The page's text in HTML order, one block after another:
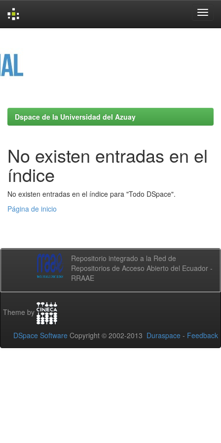
Dspace de la Universidad del Azuay
No existen entradas en el
índice
No existen entradas en el índice para "Todo DSpace".
Página de inicio
Repositorio integrado a la Red de
Repositorios de Acceso Abierto del Ecuador -
RRAAE
Theme by
DSpace Software Copyright © 2002-2013 Duraspace - Feedback